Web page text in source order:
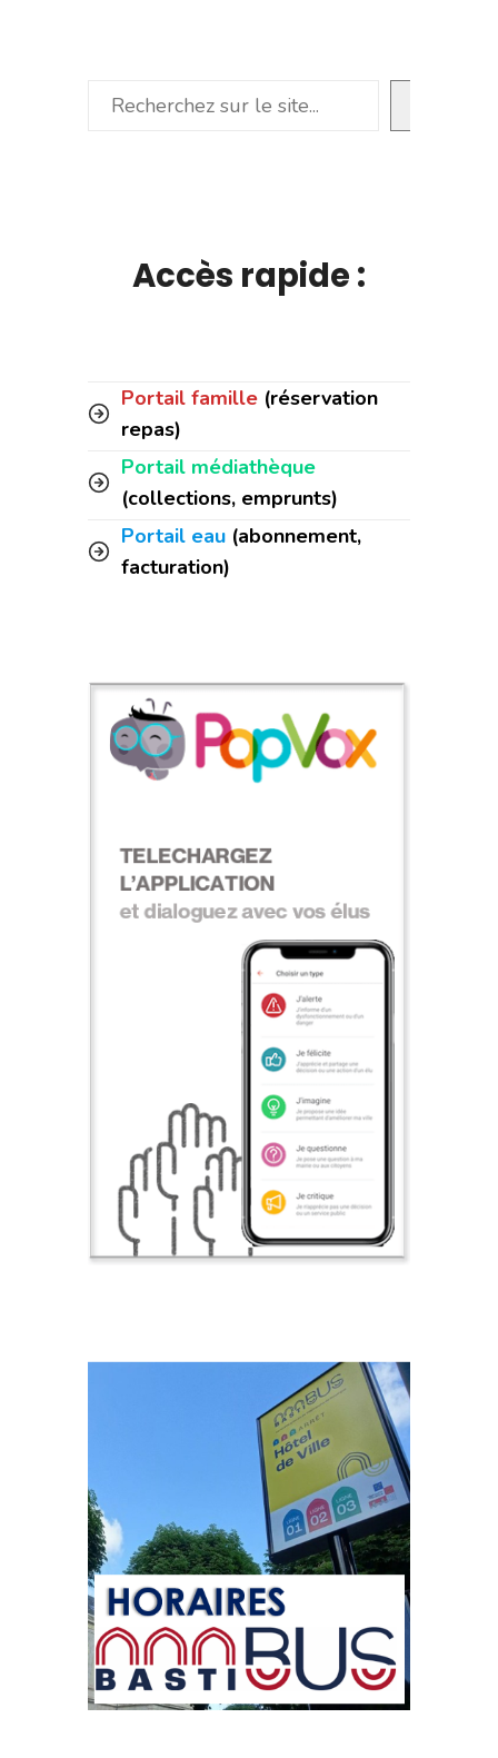
Rechercher
Accès rapide :
Portail famille (réservation
repas)
Portail médiathèque
(collections, emprunts)
Portail eau (abonnement,
facturation)